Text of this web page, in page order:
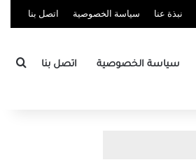
نبذة عنا سياسة الخصوصية اتصل بنا
سياسة الخصوصية اتصل بنا